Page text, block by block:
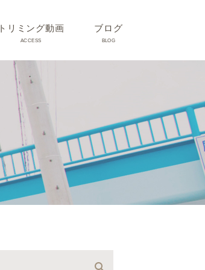
トリミング動画
ACCESS
ブログ
BLOG
うさぎ、ハムスター、小鳥、
モルモットなどについて
トリミング事例集
ホリスティック医療